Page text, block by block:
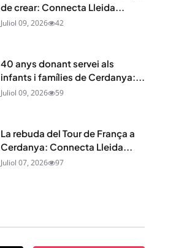
de crear: Connecta Lleida...
Juliol 09, 2026 42
40 anys donant servei als
infants i famílies de Cerdanya:...
Juliol 09, 2026 59
La rebuda del Tour de França a
Cerdanya: Connecta Lleida...
Juliol 07, 2026 97